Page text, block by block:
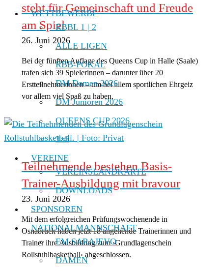
WETTBEWERBE
RBBL 1 | 2
ALLE LIGEN
RBB-POKAL
DM Damen 2026
DM Junioren 2026
QUEENS CUP 2026
3×3
VEREINE
VEREINSLANDKARTE
DOWNLOADS
SPONSOREN
NATIONALMANNSCHAFT
EM SARAJEVO
DAMEN
steht für Gemeinschaft und Freude
am Spiel
26. Juni 2026
Bei der fünften Auflage des Queens Cup in Halle (Saale)
trafen sich 39 Spielerinnen – darunter über 20
Erstteilnehmerinnen – um bei allem sportlichen Ehrgeiz
vor allem viel Spaß zu haben.
Teilnehmende bestehen Basis-
Trainer-Ausbildung mit bravour
23. Juni 2026
Mit dem erfolgreichen Prüfungswochenende in
Osnabrück haben jetzt 18 angehende Trainerinnen und
Trainer ihre Ausbildung zum ›Grundlagenschein
Rollstuhlbasketball‹ abgeschlossen.